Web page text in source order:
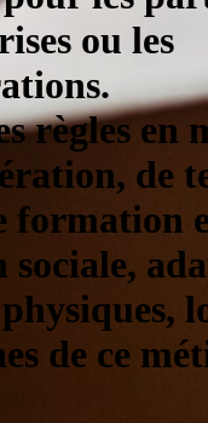
ou les
règles en
de
formation
de ce